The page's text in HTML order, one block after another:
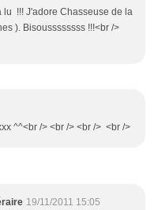
lu !!! J'adore Chasseuse de la
). Bisoussssssss !!!<br />
^^<br /> <br /> <br /> <br />
19/11/2011 15:05